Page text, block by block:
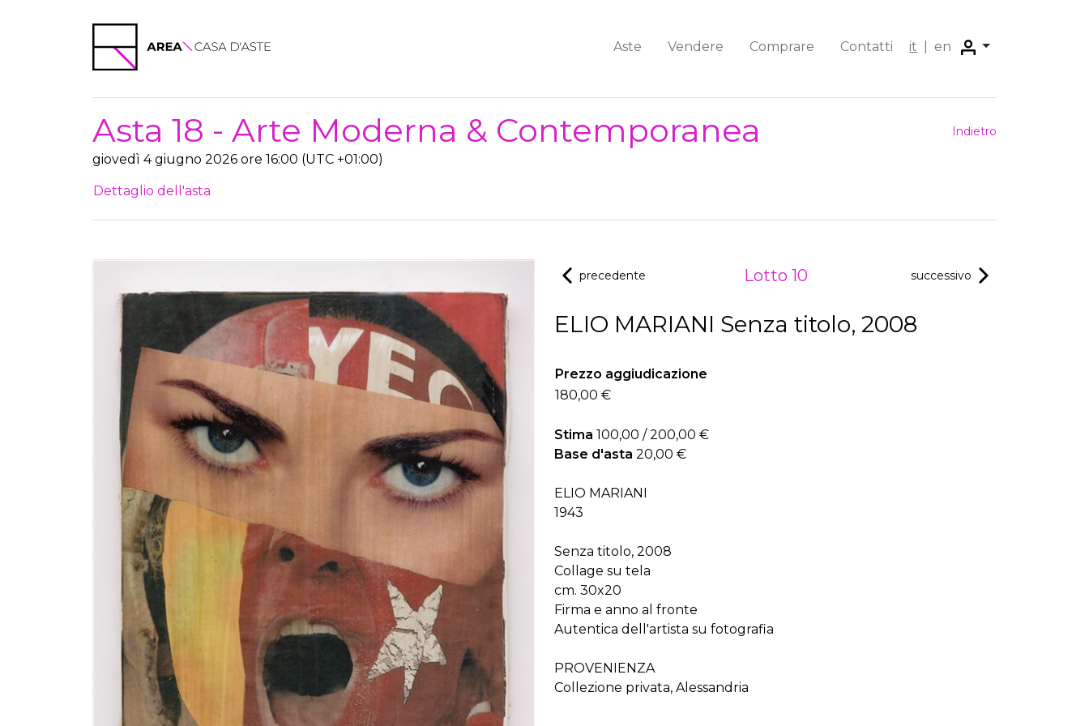
Aste Vendere Comprare Contatti it en
Asta 18 - Arte Moderna & Contemporanea Indietro
giovedì 4 giugno 2026 ore 16:00 (UTC +01:00)
Dettaglio dell'asta
precedente Lotto 10 successivo
ELIO MARIANI Senza titolo, 2008
Prezzo aggiudicazione
180,00 €
Stima 100,00 / 200,00 €
Base d'asta 20,00 €
ELIO MARIANI
1943
Senza titolo, 2008
Collage su tela
cm. 30x20
Firma e anno al fronte
Autentica dell'artista su fotografia
PROVENIENZA
Collezione privata, Alessandria